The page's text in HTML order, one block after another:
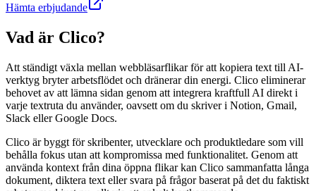
Hämta erbjudande
Vad är Clico?
Att ständigt växla mellan webbläsarflikar för att kopiera text till AI-
verktyg bryter arbetsflödet och dränerar din energi. Clico eliminerar
behovet av att lämna sidan genom att integrera kraftfull AI direkt i
varje textruta du använder, oavsett om du skriver i Notion, Gmail,
Slack eller Google Docs.
Clico är byggt för skribenter, utvecklare och produktledare som vill
behålla fokus utan att kompromissa med funktionalitet. Genom att
använda kontext från dina öppna flikar kan Clico sammanfatta långa
dokument, diktera text eller svara på frågor baserat på det du faktiskt